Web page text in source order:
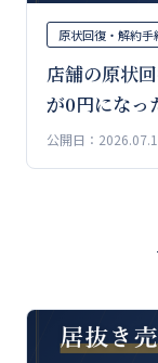
原状回復・解約手
店舗の原状
が0円になっ
公開日：